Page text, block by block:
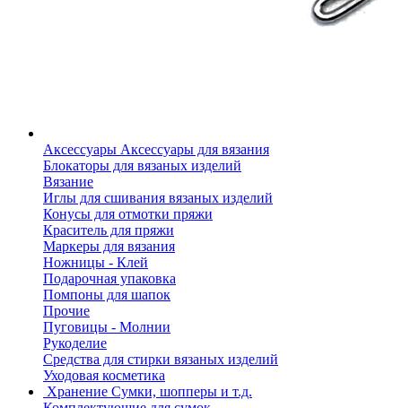
Аксессуары Аксессуары для вязания
Блокаторы для вязаных изделий
Вязание
Иглы для сшивания вязаных изделий
Конусы для отмотки пряжи
Краситель для пряжи
Маркеры для вязания
Ножницы - Клей
Подарочная упаковка
Помпоны для шапок
Прочие
Пуговицы - Молнии
Рукоделие
Средства для стирки вязаных изделий
Уходовая косметика
Хранение Сумки, шопперы и т.д.